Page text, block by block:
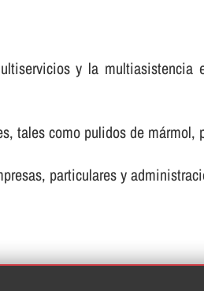
y la multiasistencia
tales como pulidos de
particulares y